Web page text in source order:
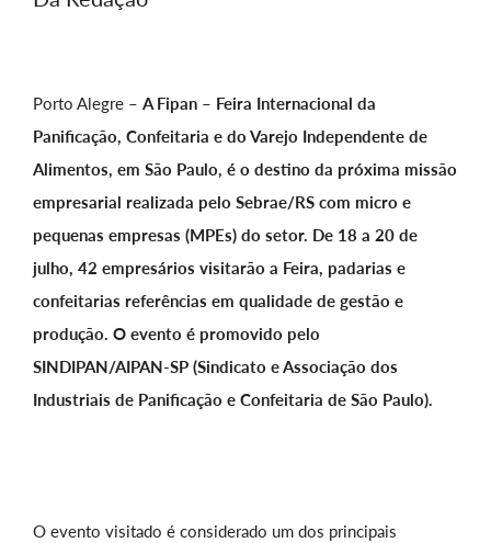
Porto Alegre – A Fipan – Feira Internacional da
Panificação, Confeitaria e do Varejo Independente de
Alimentos, em São Paulo, é o destino da próxima missão
empresarial realizada pelo Sebrae/RS com micro e
pequenas empresas (MPEs) do setor. De 18 a 20 de
julho, 42 empresários visitarão a Feira, padarias e
confeitarias referências em qualidade de gestão e
produção. O evento é promovido pelo
SINDIPAN/AIPAN-SP (Sindicato e Associação dos
Industriais de Panificação e Confeitaria de São Paulo).
O evento visitado é considerado um dos principais